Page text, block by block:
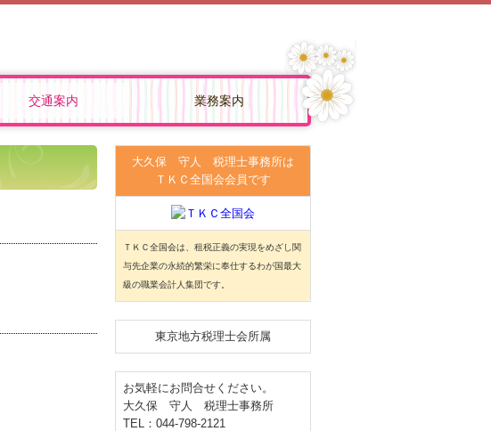
交通案内 業務案内
大久保 守人 税理士事務所は
ＴＫＣ全国会会員です
ＴＫＣ全国会は、租税正義の実現をめざし関
与先企業の永続的繁栄に奉仕するわが国最大
級の職業会計人集団です。
東京地方税理士会所属
お気軽にお問合せください。
大久保 守人 税理士事務所
TEL：044-798-2121